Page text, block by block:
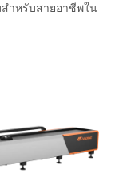
ำหรับสายอาชีพใน